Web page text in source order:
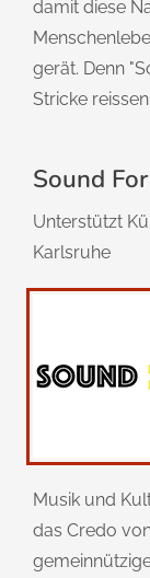
damit diese
gerät. Denn
Stricke
Sound
Unterstützt
Karlsruhe
Musik und
das Credo